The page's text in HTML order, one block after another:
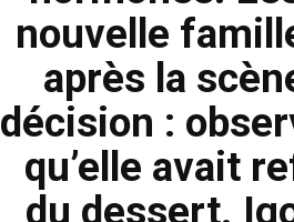
nouvelle
après la
décision :
qu’elle avait
du dessert.